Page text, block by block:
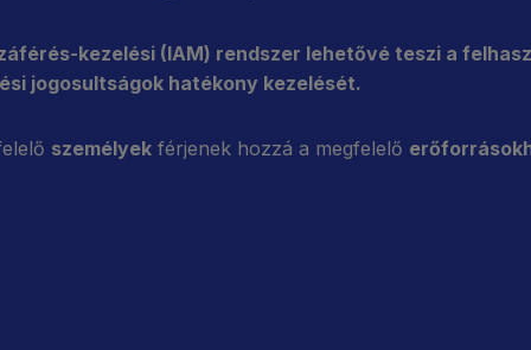
kezelési (IAM) rendszer lehetővé teszi a
jogosultságok hatékony kezelését.
személyek férjenek hozzá a megfelelő